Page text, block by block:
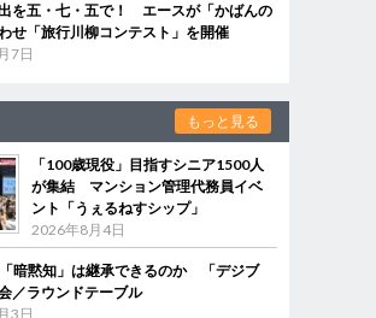
を五・七・五で！ エースが「かばんの
せ「旅行川柳コンテスト」を開催
7日
もっと見る
「100歳現役」目指すシニア1500人
が集結 マンション管理代務員イベ
ント「うぇるねすシップ」
2026年8月4日
暗黙知」は継承できるのか 「デジブ
／ラウンドテーブル
3日